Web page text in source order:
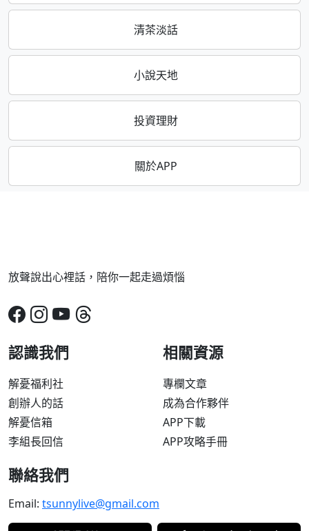
清茶淡話
小說天地
投資理財
關於APP
放聲說出心裡話，陪你一起走過煩惱
認識我們
解憂福利社
創辦人的話
解憂信箱
李組長回信
相關資源
專欄文章
成為合作夥伴
APP下載
APP攻略手冊
聯絡我們
Email: tsunnylive@gmail.com